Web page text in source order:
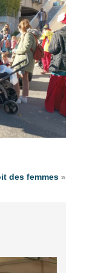
des femmes »